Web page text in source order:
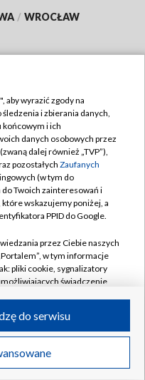
/ WROCŁAW
TVP
S.A. w likwidacji
aby wyrazić zgody na
i zbierania danych,
końcowym i ich
danych osobowych przez
dalej również „TVP”),
pozostałych Zaufanych
(w tym do
Twoich zainteresowań i
wskazujemy poniżej, a
PPID do Google.
przez Ciebie naszych
w tym informacje
pliki cookie, sygnalizatory
świadczenie
przez Ciebie
adresy IP, identyfikatory
do serwisu